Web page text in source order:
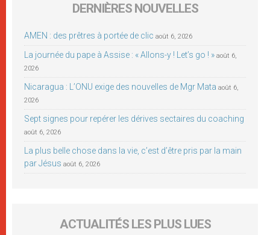
DERNIÈRES NOUVELLES
AMEN : des prêtres à portée de clic août 6, 2026
La journée du pape à Assise : « Allons-y ! Let’s go ! » août 6,
2026
Nicaragua : L’ONU exige des nouvelles de Mgr Mata août 6,
2026
Sept signes pour repérer les dérives sectaires du coaching
août 6, 2026
La plus belle chose dans la vie, c’est d’être pris par la main
par Jésus août 6, 2026
ACTUALITÉS LES PLUS LUES